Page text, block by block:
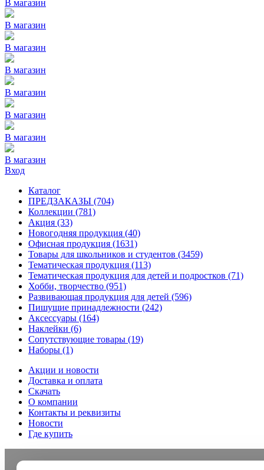
В магазин
В магазин
В магазин
В магазин
В магазин
В магазин
В магазин
В магазин
Вход
Каталог
ПРЕДЗАКАЗЫ (704)
Коллекции (781)
Акция (33)
Новогодняя продукция (40)
Офисная продукция (1631)
Товары для школьников и студентов (3459)
Тематическая продукция (113)
Тематическая продукция для детей и подростков (71)
Хобби, творчество (951)
Развивающая продукция для детей (596)
Пишущие принадлежности (242)
Аксессуары (164)
Наклейки (6)
Сопутствующие товары (19)
Наборы (1)
Акции и новости
Доставка и оплата
Скачать
О компании
Контакты и реквизиты
Новости
Где купить